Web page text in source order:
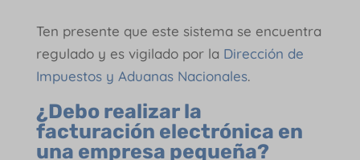
Ten presente que este sistema se encuentra
regulado y es vigilado por la Dirección de
Impuestos y Aduanas Nacionales.
¿Debo realizar la
facturación electrónica en
una empresa pequeña?